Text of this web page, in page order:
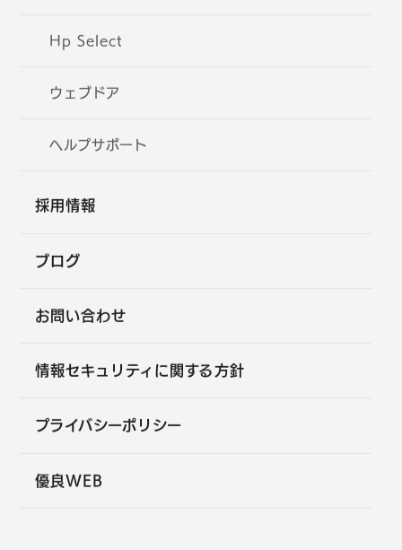
Hp Select
ウェブドア
ヘルプサポート
採用情報
ブログ
お問い合わせ
情報セキュリティに関する方針
プライバシーポリシー
優良WEB